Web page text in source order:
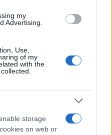
my
Advertising.
Use,
of my
with the
storage
on web or